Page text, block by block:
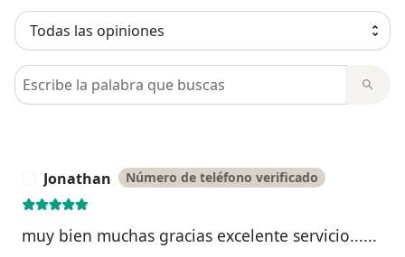
Busca en opiniones
Jonathan Número de teléfono verificado
muy bien muchas gracias excelente servicio......